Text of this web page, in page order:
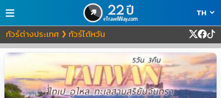
≡
ทัวร์ต่างประเทศ ❯ ทัวร์ไต้หวัน